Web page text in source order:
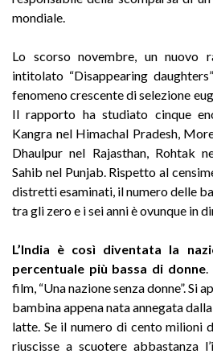
mondiale.
Lo scorso novembre, un nuovo
intitolato “Disappearing
fenomeno crescente di selezione
Il rapporto ha studiato cinque
Kangra nel Himachal Pradesh,
Dhaulpur nel Rajasthan, Rohtak
Sahib nel Punjab. Rispetto al
distretti esaminati, il numero delle
tra gli zero e i sei anni è ovunque in
L’India è così diventata la
percentuale più bassa di donne.
film, “Una nazione senza donne”. Si
bambina appena nata annegata
latte. Se il numero di cento milioni
riuscisse a scuotere abbastanza